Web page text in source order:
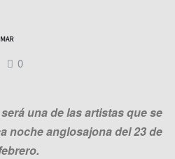
0
una de las artistas que se
noche anglosajona del 23 de